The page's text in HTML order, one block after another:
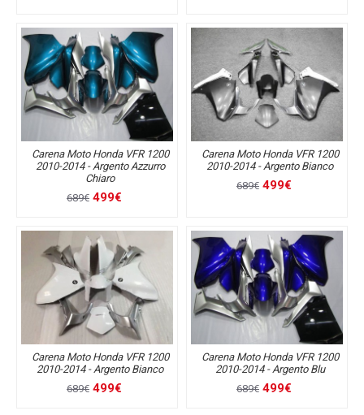
Carena Moto Honda VFR 1200
2010-2014 - Argento Azzurro
Chiaro
689€ 499€
Carena Moto Honda VFR 1200
2010-2014 - Argento Bianco
689€ 499€
Carena Moto Honda VFR 1200
2010-2014 - Argento Bianco
689€ 499€
Carena Moto Honda VFR 1200
2010-2014 - Argento Blu
689€ 499€